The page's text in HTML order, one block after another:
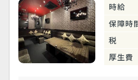
時給
保障時
税
厚生費